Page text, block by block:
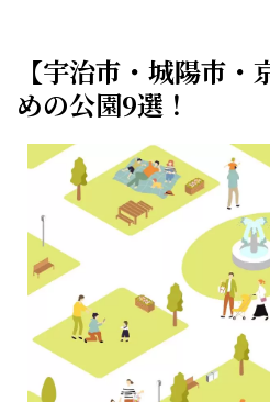
【宇治市・城陽市
めの公園9選！